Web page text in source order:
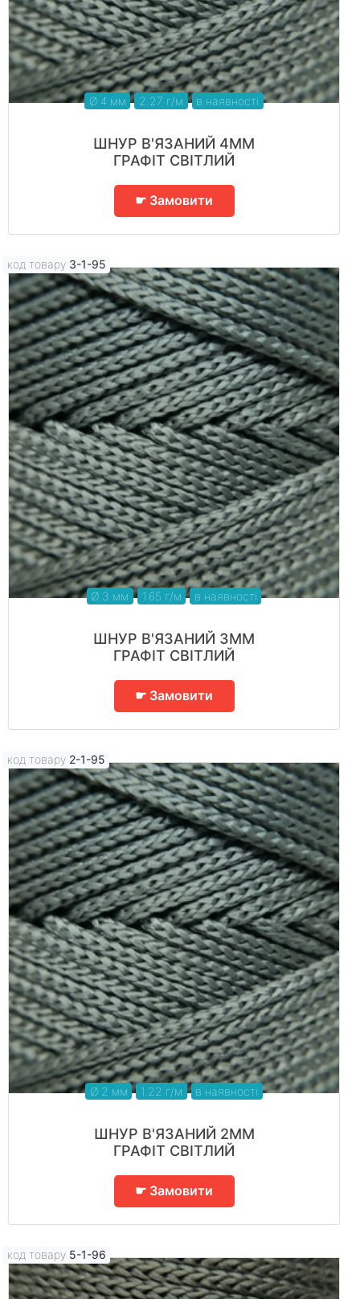
Ø 4 мм 2.27 г/м в наявності
ШНУР В'ЯЗАНИЙ 4ММ
ГРАФІТ СВІТЛИЙ
☛ Замовити
код товару 3-1-95
Ø 3 мм 1.65 г/м в наявності
ШНУР В'ЯЗАНИЙ 3ММ
ГРАФІТ СВІТЛИЙ
☛ Замовити
код товару 2-1-95
Ø 2 мм 1.22 г/м в наявності
ШНУР В'ЯЗАНИЙ 2ММ
ГРАФІТ СВІТЛИЙ
☛ Замовити
код товару 5-1-96